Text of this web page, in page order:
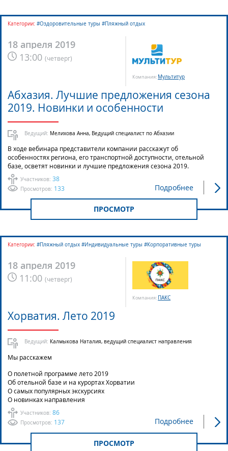
18 апреля 2019
13:00 (четверг)
Компания: Мультитур
Участников: 38
Просмотров: 133
Категории: #Оздоровительные туры #Пляжный отдых
Абхазия. Лучшие предложения сезона
2019. Новинки и особенности
Ведущий: Мелихова Анна, Ведущий специалист по Абхазии
В ходе вебинара представители компании расскажут об
особенностях региона, его транспортной доступности, отельной
базе, осветят новинки и лучшие предложения сезона 2019.
Подробнее
ПРОСМОТР
18 апреля 2019
11:00 (четверг)
Компания: ПАКС
Участников: 86
Просмотров: 137
Категории: #Пляжный отдых #Индивидуальные туры #Корпоративные туры
Хорватия. Лето 2019
Ведущий: Калмыкова Наталия, ведущий специалист направления
Мы расскажем
О полетной программе лето 2019
Об отельной базе и на курортах Хорватии
О самых популярных экскурсиях
О новинках направления
Подробнее
ПРОСМОТР